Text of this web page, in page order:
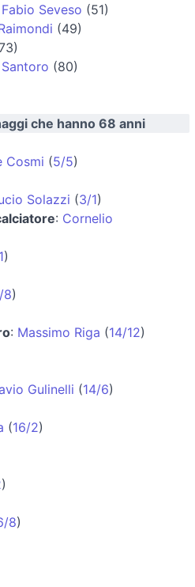
Fabio Seveso (51)
(49)
(80)
che hanno 68 anni
Cosmi (5/5)
Solazzi (3/1)
: Cornelio
)
8)
: Massimo Riga (14/12)
Gulinelli (14/6)
(16/2)
)
8)